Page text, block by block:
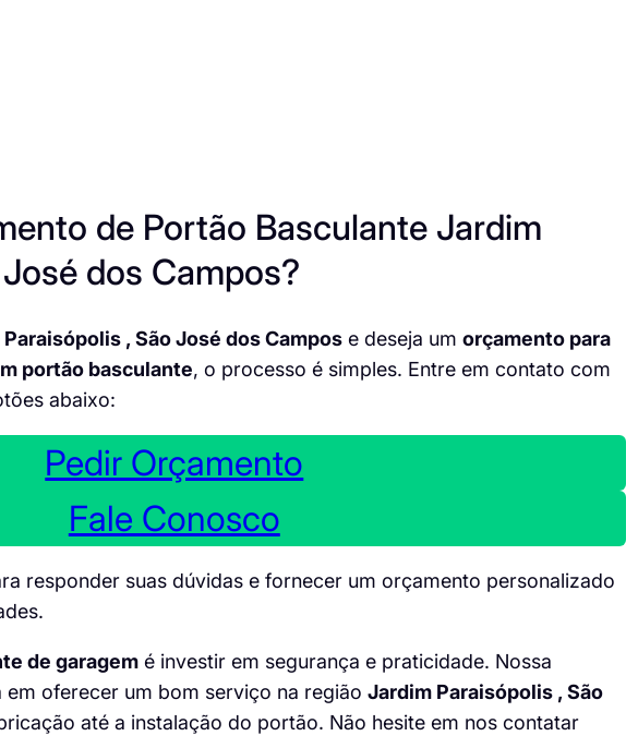
de Portão Basculante Jardim
dos Campos?
, São José dos Campose deseja um orçamento para
portão basculante, o processo é simples. Entre em contato com
abaixo:
Pedir Orçamento
Fale Conosco
responder suas dúvidas e fornecer um orçamento personalizado
de garagemé investir em segurança e praticidade. Nossa
oferecer um bom serviço na região Jardim Paraisópolis , São
até a instalação do portão. Não hesite em nos contatar